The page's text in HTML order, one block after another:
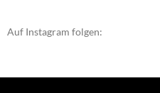
Auf Instagram folgen: